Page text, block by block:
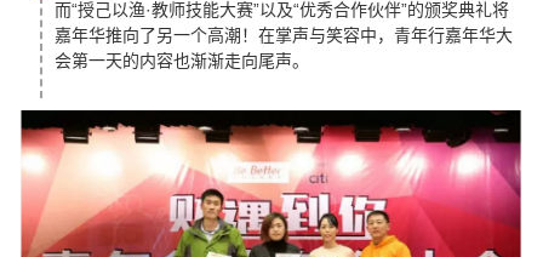
而“授己以渔·教师技能大赛”以及“优秀合作伙伴”的颁奖典礼将
嘉年华推向了另一个高潮！在掌声与笑容中，青年行嘉年华大
会第一天的内容也渐渐走向尾声。